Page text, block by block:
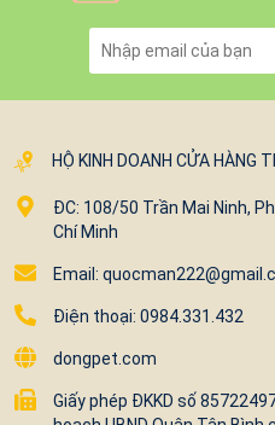
HỘ KINH DOANH CỬA HÀNG
ĐC: 108/50 Trần Mai Ninh,
Chí Minh
Email:
Điện thoại: 0984.331.432
dongpet.com
Giấy phép ĐKKD số